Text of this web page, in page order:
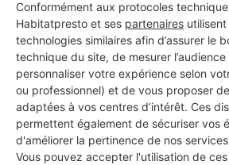
Conformément aux protocoles
Habitatpresto et ses partenaires
technologies similaires afin d’assurer le
technique du site, de mesurer
personnaliser votre expérience selon
ou professionnel) et de vous proposer
adaptées à vos centres d’intérêt. Ces
permettent également de sécuriser vos
d'améliorer la pertinence de nos
Vous pouvez accepter l'utilisation de
Vous souhaitez réaliser des travaux et ne
choisir ? Demandez des devis travauxauprès
professionnels partout en